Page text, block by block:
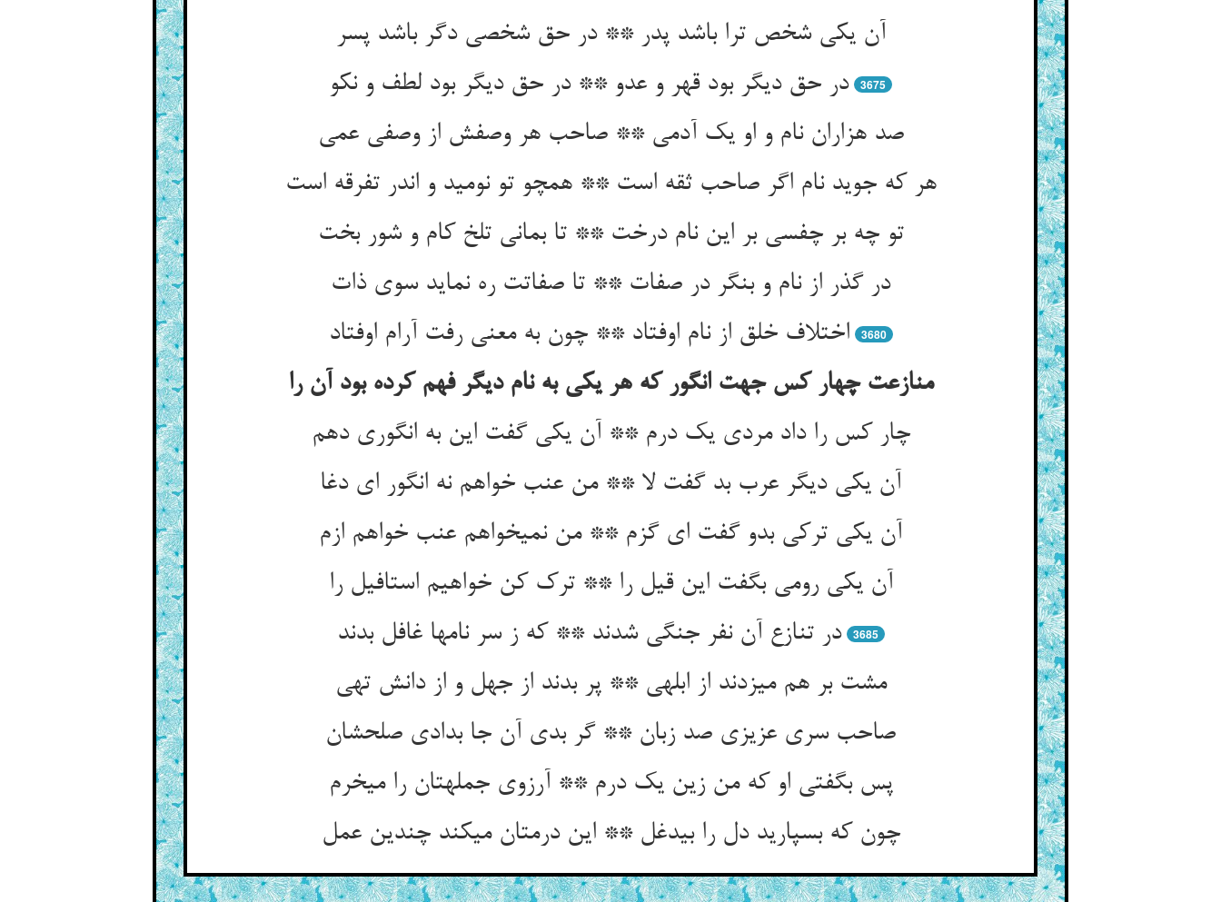
آن یکی شخص ترا باشد پدر ** در حق شخصی دگر باشد پسر
در حق دیگر بود قهر و عدو ** در حق دیگر بود لطف و نکو
3675
صد هزاران نام و او یک آدمی ** صاحب هر وصفش از وصفی عمی‏
هر که جوید نام اگر صاحب ثقه است ** همچو تو نومید و اندر تفرقه است‏
تو چه بر چفسی بر این نام درخت ** تا بمانی تلخ کام و شور بخت‏
در گذر از نام و بنگر در صفات ** تا صفاتت ره نماید سوی ذات‏
اختلاف خلق از نام اوفتاد ** چون به معنی رفت آرام اوفتاد
3680
منازعت چهار کس جهت انگور که هر یکی به نام دیگر فهم کرده بود آن را
چار کس را داد مردی یک درم ** آن یکی گفت این به انگوری دهم‏
آن یکی دیگر عرب بد گفت لا ** من عنب خواهم نه انگور ای دغا
آن یکی ترکی بدو گفت ای گزم ** من نمی‏خواهم عنب خواهم ازم‏
آن یکی رومی بگفت این قیل را ** ترک کن خواهیم استافیل را
در تنازع آن نفر جنگی شدند ** که ز سر نامها غافل بدند
3685
مشت بر هم می‏زدند از ابلهی ** پر بدند از جهل و از دانش تهی‏
صاحب سری عزیزی صد زبان ** گر بدی آن جا بدادی صلح‏شان‏
پس بگفتی او که من زین یک درم ** آرزوی جمله‏تان را می‏خرم‏
چون که بسپارید دل را بی‏دغل ** این درمتان می‏کند چندین عمل‏